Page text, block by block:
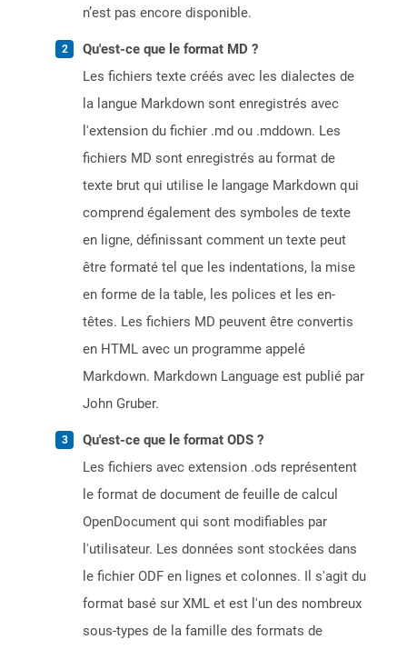
n’est pas encore disponible.
Qu'est-ce que le format MD ?
Les fichiers texte créés avec les dialectes de
la langue Markdown sont enregistrés avec
l'extension du fichier .md ou .mddown. Les
fichiers MD sont enregistrés au format de
texte brut qui utilise le langage Markdown qui
comprend également des symboles de texte
en ligne, définissant comment un texte peut
être formaté tel que les indentations, la mise
en forme de la table, les polices et les en-
têtes. Les fichiers MD peuvent être convertis
en HTML avec un programme appelé
Markdown. Markdown Language est publié par
John Gruber.
Qu'est-ce que le format ODS ?
Les fichiers avec extension .ods représentent
le format de document de feuille de calcul
OpenDocument qui sont modifiables par
l'utilisateur. Les données sont stockées dans
le fichier ODF en lignes et colonnes. Il s'agit du
format basé sur XML et est l'un des nombreux
sous-types de la famille des formats de